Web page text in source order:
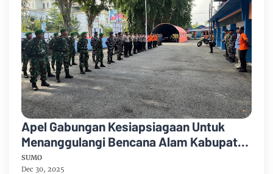
Apel Gabungan Kesiapsiagaan Untuk
Menanggulangi Bencana Alam Kabupaten
Bengkalis
SUMO
Dec 30, 2025